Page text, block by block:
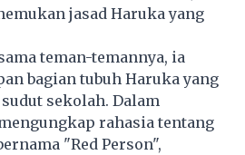
jasad Haruka yang
teman-temannya, ia
bagian tubuh Haruka yang
sekolah. Dalam
rahasia tentang
"Red Person",